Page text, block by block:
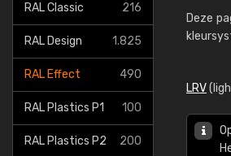
RAL Classic 216
RAL Design 1.825
RAL Effect 490
RAL Plastics P1 100
RAL Plastics P2 200
Deze
LRV